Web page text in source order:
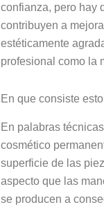
confianza, pero hay
contribuyen a
estéticamente
profesional como la
En que consiste
En palabras
cosmético
superficie de las
aspecto que las
se producen a